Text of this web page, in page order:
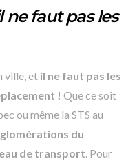
ne faut pas les
ville, et il ne faut pas les
! Que ce soit
ou même la STS au
du
de transport. Pour